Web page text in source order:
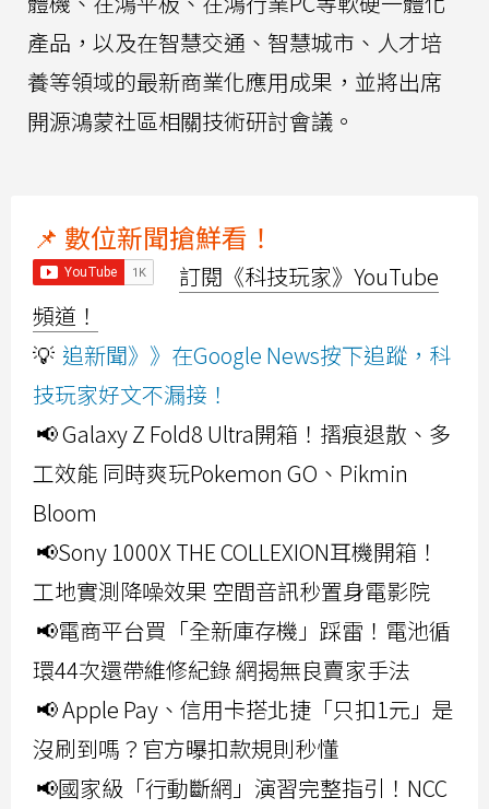
產品，以及在智慧交通、智慧城市、人才培
養等領域的最新商業化應用成果，並將出席
開源鴻蒙社區相關技術研討會議。
📌 數位新聞搶鮮看！
訂閱《科技玩家》YouTube
頻道！
💡 追新聞》》在Google News按下追蹤，科
技玩家好文不漏接！
📢 Galaxy Z Fold8 Ultra開箱！摺痕退散、多
工效能 同時爽玩Pokemon GO、Pikmin
Bloom
📢Sony 1000X THE COLLEXION耳機開箱！
工地實測降噪效果 空間音訊秒置身電影院
📢電商平台買「全新庫存機」踩雷！電池循
環44次還帶維修紀錄 網揭無良賣家手法
📢 Apple Pay、信用卡搭北捷「只扣1元」是
沒刷到嗎？官方曝扣款規則秒懂
📢國家級「行動斷網」演習完整指引！NCC